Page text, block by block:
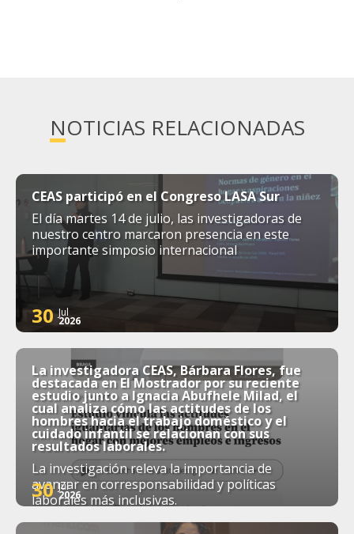
NOTICIAS RELACIONADAS
CEAS participó en el Congreso LASA Sur
El día martes 14 de julio, las investigadoras de
nuestro centro marcaron presencia en este
importante simposio internacional
30 Jul
2026
La investigadora CEAS, Bárbara Flores, fue
destacada en El Mostrador por su reciente
estudio junto a Ignacia Abufhele Milad, el
cual analiza cómo las actitudes de los
hombres hacia el trabajo doméstico y el
cuidado infantil se relacionan con sus
resultados laborales.
La investigación releva la importancia de
avanzar en corresponsabilidad y políticas
laborales más inclusivas.
30 Jul
2026